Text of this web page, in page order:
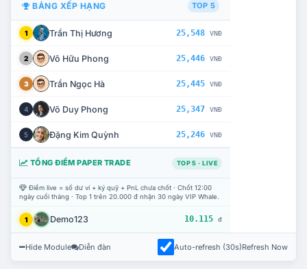
BẢNG XẾP HẠNG TOP 5
1 Trần Thị Hương 25,548 VNĐ
2 Võ Hữu Phong 25,446 VNĐ
3 Trần Ngọc Hà 25,445 VNĐ
4 Võ Duy Phong 25,347 VNĐ
5 Đặng Kim Quỳnh 25,246 VNĐ
TỔNG ĐIỂM PAPER TRADE TOP 5 · LIVE
Điểm live = số dư ví + ký quỹ + PnL chưa chốt · Chốt 12:00
ngày cuối tháng · Top 1 trên 20.000 đ nhận 30 ngày VIP Whale.
1 Demo123 10.115 đ
Hide Module Diễn đàn Auto-refresh (30s)Refresh Now